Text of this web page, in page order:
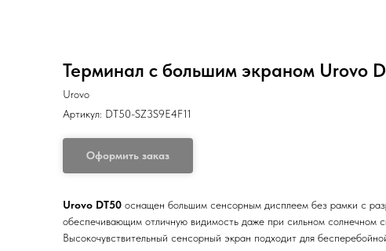
Терминал с большим экраном Urovo
Urovo
Артикул: DT50-SZ3S9E4F11
Оформить заказ
Urovo DT50 оснащен большим сенсорным дисплеем без рамки с
обеспечивающим отличную видимость даже при сильном солнечном
Высокочувствительный сенсорный экран подходит для